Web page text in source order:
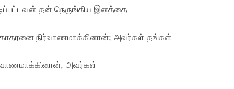
தன் நெருங்கிய இனத்தை
நிர்வாணமாக்கினான்; அவர்கள் தங்கள்
அவர்கள்